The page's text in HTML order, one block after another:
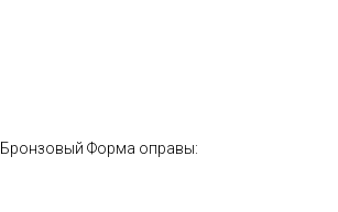
Форма оправы: